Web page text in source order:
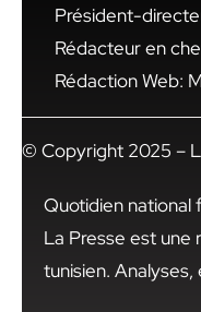
Président-
Rédacteur en
Rédaction Web:
© Copyright 2025 –
Quotidien national
La Presse est une
tunisien.